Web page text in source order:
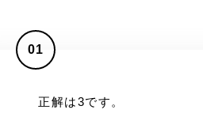
01
正解は3です。